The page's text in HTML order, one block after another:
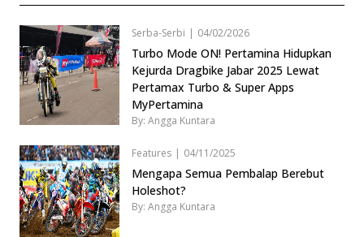
Serba-Serbi | 04/02/2026
Turbo Mode ON! Pertamina Hidupkan
Kejurda Dragbike Jabar 2025 Lewat
Pertamax Turbo & Super Apps
MyPertamina
By: Angga Kuntara
Features | 04/11/2025
Mengapa Semua Pembalap Berebut
Holeshot?
By: Angga Kuntara